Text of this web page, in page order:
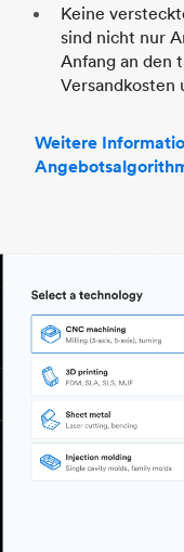
Keine
sind nicht nur
Anfang an den
Versandkosten
Weitere